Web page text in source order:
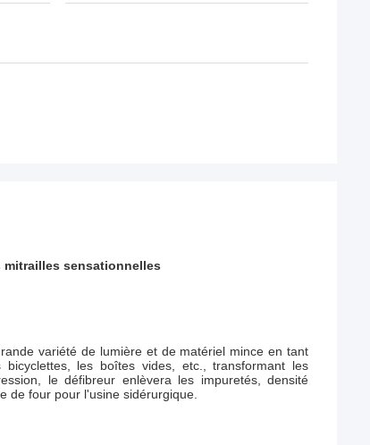
mitrailles sensationnelles
variété de lumière et de matériel mince en tant
les boîtes vides, etc., transformant les
le défibreur enlèvera les impuretés, densité
de four pour l'usine sidérurgique.